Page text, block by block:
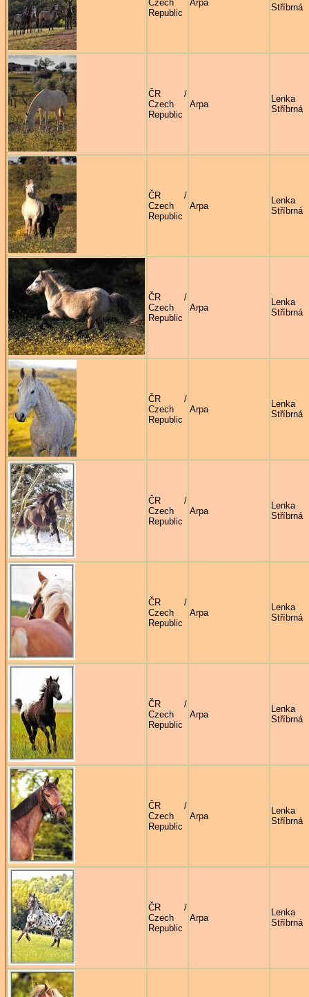
Czech
Republic
Arpa
Stříbrná
ČR /
Czech
Republic
Arpa
Lenka
Stříbrná
ČR /
Czech
Republic
Arpa
Lenka
Stříbrná
ČR /
Czech
Republic
Arpa
Lenka
Stříbrná
ČR /
Czech
Republic
Arpa
Lenka
Stříbrná
ČR /
Czech
Republic
Arpa
Lenka
Stříbrná
ČR /
Czech
Republic
Arpa
Lenka
Stříbrná
ČR /
Czech
Republic
Arpa
Lenka
Stříbrná
ČR /
Czech
Republic
Arpa
Lenka
Stříbrná
ČR /
Czech
Republic
Arpa
Lenka
Stříbrná